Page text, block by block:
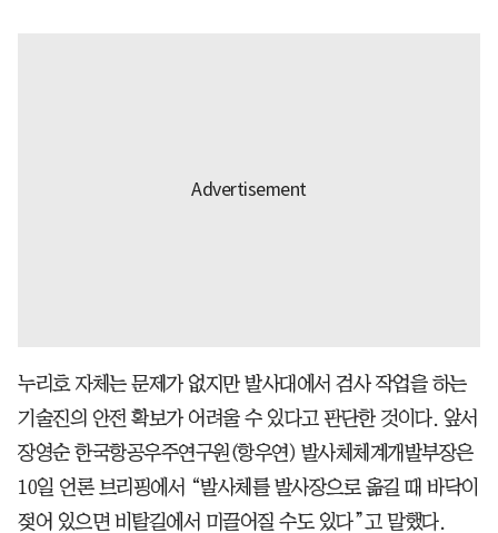
누리호 자체는 문제가 없지만 발사대에서 검사 작업을 하는
기술진의 안전 확보가 어려울 수 있다고 판단한 것이다. 앞서
장영순 한국항공우주연구원(항우연) 발사체체계개발부장은
10일 언론 브리핑에서 “발사체를 발사장으로 옮길 때 바닥이
젖어 있으면 비탈길에서 미끌어질 수도 있다”고 말했다.